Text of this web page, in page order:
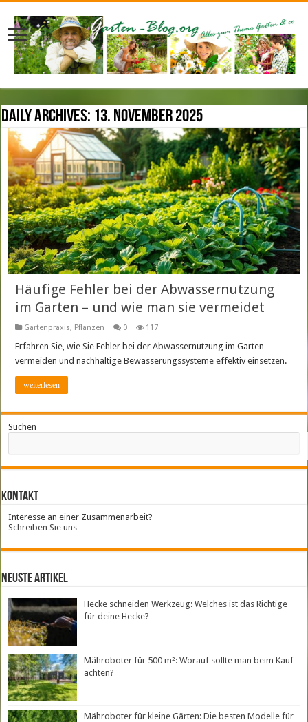
Daily Archives: 13. November 2025
Häufige Fehler bei der Abwassernutzung
im Garten – und wie man sie vermeidet
Gartenpraxis, Pflanzen 0 117
Erfahren Sie, wie Sie Fehler bei der Abwassernutzung im Garten
vermeiden und nachhaltige Bewässerungssysteme effektiv einsetzen.
weiterlesen
Suchen
Kontakt
Interesse an einer Zusammenarbeit?
Schreiben Sie uns
neuste Artikel
Hecke schneiden Werkzeug: Welches ist das Richtige
für deine Hecke?
Mähroboter für 500 m²: Worauf sollte man beim Kauf
achten?
Mähroboter für kleine Gärten: Die besten Modelle für